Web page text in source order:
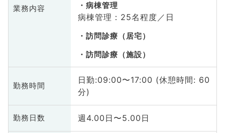
業務内容 病棟管理
病棟管理：25名程度／日
訪問診療（居宅）
訪問診療（施設）
勤務時間
日勤:09:00〜17:00 (休憩時間: 60
分)
勤務日数 週4.00日〜5.00日